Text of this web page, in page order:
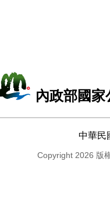
內政部國
中華民
Copyright 2026 版